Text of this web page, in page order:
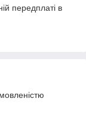
передплаті в